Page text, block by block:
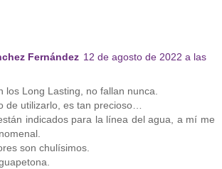
Fernández 12 de agosto de 2022 a las
los Long Lasting, no fallan nunca.
de utilizarlo, es tan precioso…
indicados para la línea del agua, a mí me
son chulísimos.